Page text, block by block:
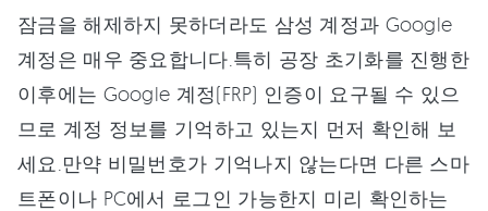
잠금을 해제하지 못하더라도 삼성 계정과 Google
계정은 매우 중요합니다.특히 공장 초기화를 진행한
이후에는 Google 계정(FRP) 인증이 요구될 수 있으
므로 계정 정보를 기억하고 있는지 먼저 확인해 보
세요.만약 비밀번호가 기억나지 않는다면 다른 스마
트폰이나 PC에서 로그인 가능한지 미리 확인하는